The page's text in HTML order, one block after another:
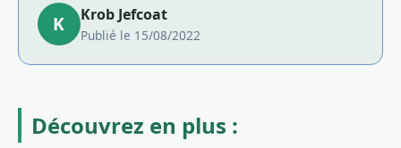
K Krob Jefcoat
Publié le 15/08/2022
Découvrez en plus :